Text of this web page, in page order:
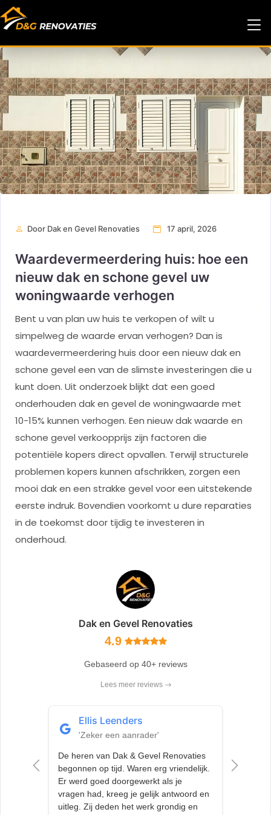
Door Dak en Gevel Renovaties 17 april, 2026
Waardevermeerdering huis: hoe een
nieuw dak en schone gevel uw
woningwaarde verhogen
Bent u van plan uw huis te verkopen of wilt u
simpelweg de waarde ervan verhogen? Dan is
waardevermeerdering huis door een nieuw dak en
schone gevel een van de slimste investeringen die u
kunt doen. Uit onderzoek blijkt dat een goed
onderhouden dak en gevel de woningwaarde met
10-15% kunnen verhogen. Een nieuw dak waarde en
schone gevel verkoopprijs zijn factoren die
potentiële kopers direct opvallen. Terwijl structurele
problemen kopers kunnen afschrikken, zorgen een
mooi dak en een strakke gevel voor een uitstekende
eerste indruk. Bovendien voorkomt u dure reparaties
in de toekomst door tijdig te investeren in
onderhoud.
Dak en Gevel Renovaties
4.9
Gebaseerd op 40+ reviews
Lees meer reviews
Ellis Leenders
'Zeker een aanrader'
De heren van Dak & Gevel Renovaties
begonnen op tijd. Waren erg vriendelijk.
Er werd goed doorgewerkt als je
vragen had, kreeg je gelijk antwoord en
uitleg. Zij deden het werk grondig en